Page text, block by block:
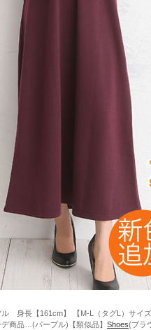
ル 身長【161cm】 【M-L（タグL）サイズ
商品…(パープル)【類似品】 Shoes(ブラ